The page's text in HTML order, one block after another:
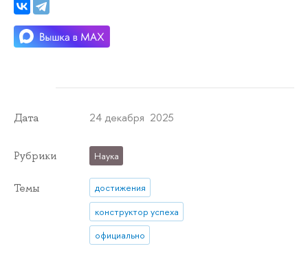
Дата 24 декабря 2025
Рубрики Наука
Темы
достижения
конструктор успеха
официально